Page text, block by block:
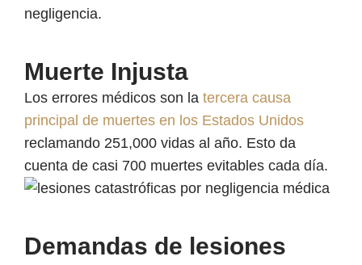
negligencia.
Muerte Injusta
Los errores médicos son la tercera causa
principal de muertes en los Estados Unidos
reclamando 251,000 vidas al año. Esto da
cuenta de casi 700 muertes evitables cada día.
Demandas de lesiones